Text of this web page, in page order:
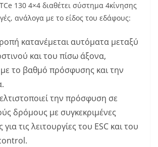
130 4×4 διαθέτει σύστημα 4κίνησης
ανάλογα με το είδος του εδάφους:
κατανέμεται αυτόματα μεταξύ
και του πίσω άξονα,
το βαθμό πρόσφυσης και την
την πρόσφυση σε
δρόμους με συγκεκριμένες
για τις λειτουργίες του ESC και του